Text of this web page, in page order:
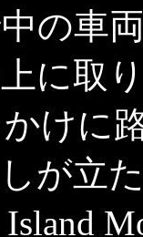
の車
に取
けに
が立